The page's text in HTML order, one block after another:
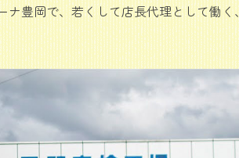
ナ豊岡で、若くして店長代理として働